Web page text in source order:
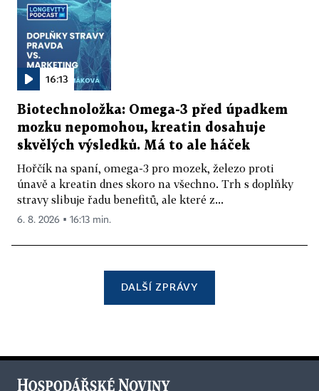
16:13
Biotechnoložka: Omega-3 před úpadkem
mozku nepomohou, kreatin dosahuje
skvělých výsledků. Má to ale háček
Hořčík na spaní, omega-3 pro mozek, železo proti
únavě a kreatin dnes skoro na všechno. Trh s doplňky
stravy slibuje řadu benefitů, ale které z...
6. 8. 2026 ▪ 16:13 min.
DALŠÍ ZPRÁVY